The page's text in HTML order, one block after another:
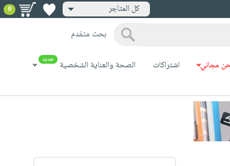
كل المتاجر 0
بحث متقدم
مجاني اشتراكات الصحة والعناية الشخصية جديد